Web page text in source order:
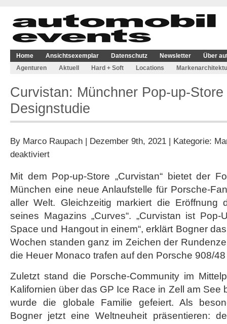
Home Ansichtsexemplar Datenschutz Newsletter
Über
Agenturen
Aktuell Hard + Soft Locations
Curvistan: Münchner Pop-up-
Designstudie
By Marco Raupach | Dezember 9th, 2021 | Kategorie:
deaktiviertfür
Pop-
up-
zeigt
Porsche
Designstudie
Mit dem Pop-up-Store „Curvistan“ bietet der
München eine neue Anlaufstelle für Porsche-
aller Welt. Gleichzeitig markiert die Eröffnung
seines Magazins „Curves“. „Curvistan ist Pop-
Space und Hangout in einem“, erklärt Bogner
Wochen standen ganz im Zeichen der
die Heuer Monaco trafen auf den Porsche 908/
Zuletzt stand die Porsche-Community im
Kalifornien über das GP Ice Race in Zell am See
wurde die globale Familie gefeiert. Als
Bogner jetzt eine Weltneuheit präsentieren: